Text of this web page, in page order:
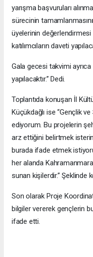
yarışma başvuruları
sürecinin
üyelerinin değerlendirmesi
katılımcıların daveti
Gala gecesi takvimi
yapılacaktır.” Dedi.
Toplantıda konuşan İl
Küçükdağlı ise “Gençlik
ediyorum. Bu projelerin
arz ettiğini belirtmek
burada ifade etmek
her alanda
sunan kişilerdir.” Şeklinde
Son olarak Proje
bilgiler vererek gençlerin
ifade etti.